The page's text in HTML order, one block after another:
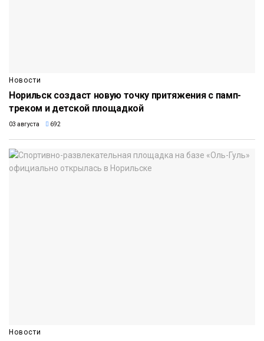
Новости
Норильск создаст новую точку притяжения с памп-
треком и детской площадкой
03 августа 692
Новости